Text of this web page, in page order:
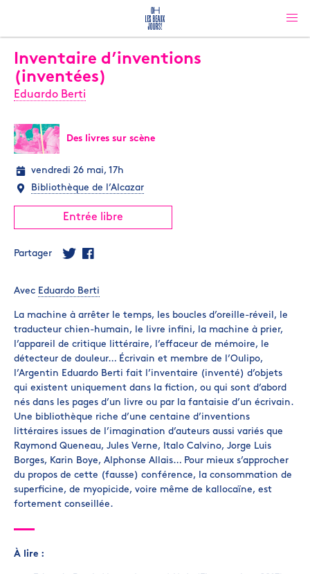
Inventaire d’inventions
(inventées)
Eduardo Berti
Des livres sur scène
vendredi 26 mai, 17h
Bibliothèque de l’Alcazar
Entrée libre
Partager
Avec Eduardo Berti
La machine à arrêter le temps, les boucles d’oreille-réveil, le
traducteur chien-humain, le livre infini, la machine à prier,
l’appareil de critique littéraire, l’effaceur de mémoire, le
détecteur de douleur… Écrivain et membre de l’Oulipo,
l’Argentin Eduardo Berti fait l’inventaire (inventé) d’objets
qui existent uniquement dans la fiction, ou qui sont d’abord
nés dans les pages d’un livre ou par la fantaisie d’un écrivain.
Une bibliothèque riche d’une centaine d’inventions
littéraires issues de l’imagination d’auteurs aussi variés que
Raymond Queneau, Jules Verne, Italo Calvino, Jorge Luis
Borges, Karin Boye, Alphonse Allais… Pour mieux s’approcher
du propos de cette (fausse) conférence, la consommation de
superficine, de myopicide, voire même de kallocaïne, est
fortement conseillée.
À lire :